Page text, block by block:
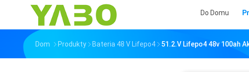
Do Domu
Dom Produkty Bateria 48 V Lifepo4 51.2.V Lifepo4 48v 100ah